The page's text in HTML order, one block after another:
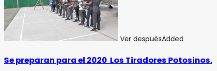
Ver despuésAdded
Se preparan para el 2020 Los Tiradores Potosinos.